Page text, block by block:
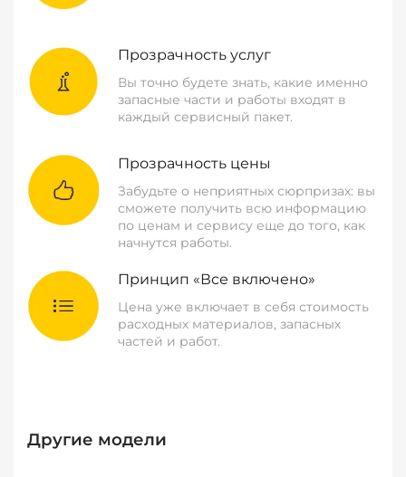
Прозрачность услуг
Вы точно будете знать, какие именно
запасные части и работы входят в
каждый сервисный пакет.
Прозрачность цены
Забудьте о неприятных сюрпризах: вы
сможете получить всю информацию
по ценам и сервису еще до того, как
начнутся работы.
Принцип «Все включено»
Цена уже включает в себя стоимость
расходных материалов, запасных
частей и работ.
Другие модели